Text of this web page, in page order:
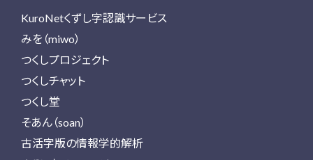
KuroNetくずし字認識サービス
みを（miwo）
つくしプロジェクト
つくしチャット
つくし堂
そあん（soan）
古活字版の情報学的解析